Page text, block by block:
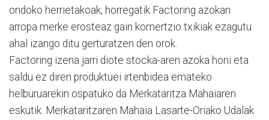
ondoko herrietakoak, horregatik Factoring azokan
arropa merke erosteaz gain komertzio txikiak ezagutu
ahal izango ditu gerturatzen den orok.
Factoring izena jarri diote stocka-aren azoka honi eta
saldu ez diren produktuei irtenbidea emateko
helburuarekin ospatuko da Merkataritza Mahaiaren
eskutik. Merkataritzaren Mahaia Lasarte-Oriako Udalak